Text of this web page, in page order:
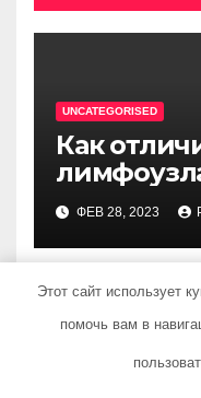
UNCATEGORISED
Как
мягких
ФЕВ 28, 2023
Этот сайт использует
помочь вам в